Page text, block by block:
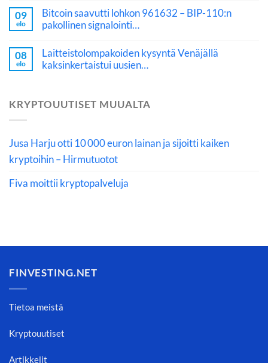
09
elo
Bitcoin saavutti lohkon 961632 – BIP-110:n
pakollinen signalointi…
08
elo
Laitteistolompakoiden kysyntä Venäjällä
kaksinkertaistui uusien…
KRYPTOUUTISET MUUALTA
Jusa Harju otti 10 000 euron lainan ja sijoitti kaiken
kryptoihin – Hirmutuotot
Fiva moittii kryptopalveluja
FINVESTING.NET
Tietoa meistä
Kryptouutiset
Artikkelit